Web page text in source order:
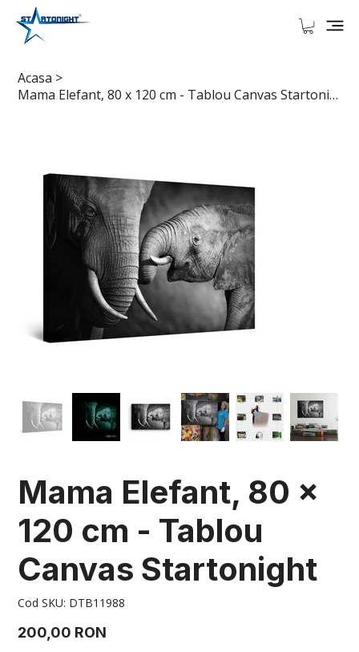
Acasa >
Mama Elefant, 80 x 120 cm - Tablou Canvas Startonight
Mama Elefant, 80 x
120 cm - Tablou
Canvas Startonight
Cod SKU: Cod
SKU
DTB11988
Preț
200,00 RON